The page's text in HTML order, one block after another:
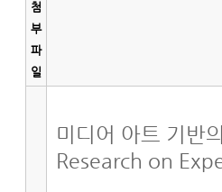
첨
부
파
일
미디어 아트 기반
Research on